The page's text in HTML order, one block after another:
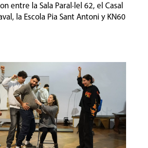
entre la Sala Paral·lel 62, el Casal
la Escola Pia Sant Antoni y KN60